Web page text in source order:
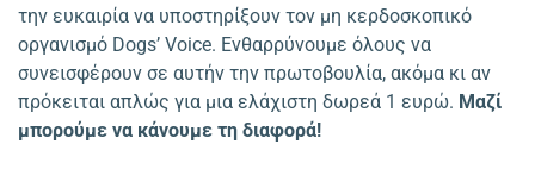
την ευκαιρία να υποστηρίξουν τον μη κερδοσκοπικό
οργανισμό Dogs’ Voice. Ενθαρρύνουμε όλους να
συνεισφέρουν σε αυτήν την πρωτοβουλία, ακόμα κι αν
πρόκειται απλώς για μια ελάχιστη δωρεά 1 ευρώ. Μαζί
μπορούμε να κάνουμε τη διαφορά!